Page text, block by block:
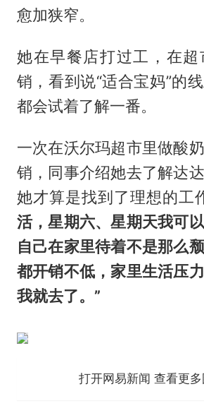
愈加狭窄。
她在早餐店打过工，在超
销，看到说“适合宝妈”的
都会试着了解一番。
一次在沃尔玛超市里做酸
销，同事介绍她去了解达
她才算是找到了理想的工
活，星期六、星期天我可
自己在家里待着不是那么
都开销不低，家里生活压
我就去了。”
打开网易新闻 查看更